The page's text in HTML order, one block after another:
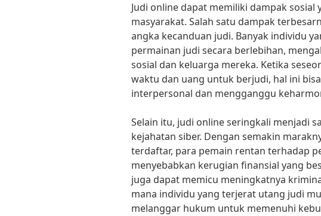
Judi online dapat memiliki dampak sosial
masyarakat. Salah satu dampak
angka kecanduan judi. Banyak individu
permainan judi secara berlebihan,
sosial dan keluarga mereka. Ketika
waktu dan uang untuk berjudi, hal ini
interpersonal dan mengganggu
Selain itu, judi online seringkali menjadi
kejahatan siber. Dengan semakin
terdaftar, para pemain rentan terhadap
menyebabkan kerugian finansial yang
juga dapat memicu meningkatnya
mana individu yang terjerat utang judi
melanggar hukum untuk memenuhi